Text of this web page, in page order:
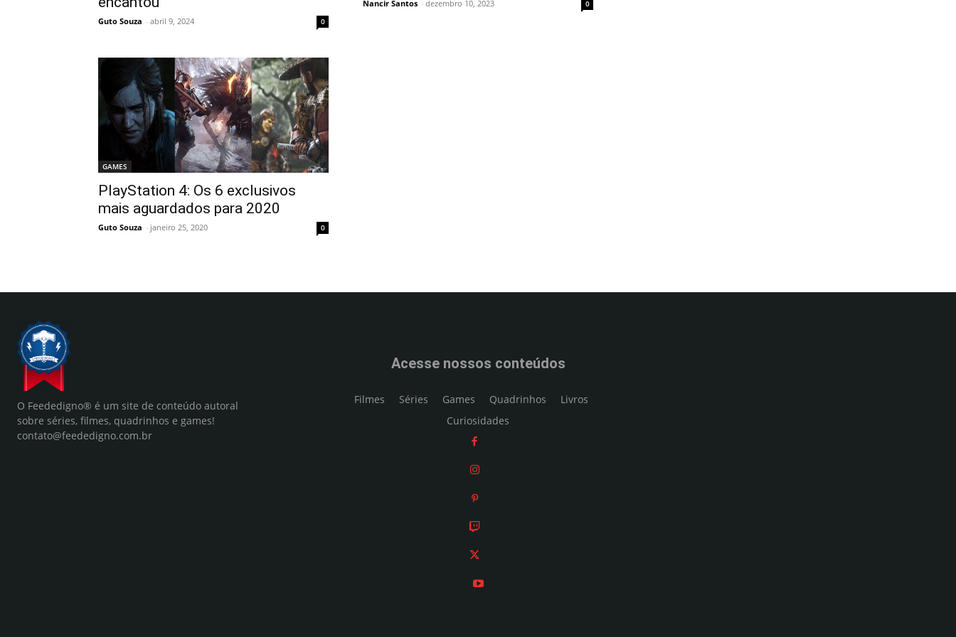
Guto Souza - abril 9, 2024 0
Nancir Santos - dezembro 10, 2023 0
GAMES
PlayStation 4: Os 6 exclusivos
mais aguardados para 2020
Guto Souza - janeiro 25, 2020 0
O Feededigno® é um site de conteúdo autoral
sobre séries, filmes, quadrinhos e games!
contato@feededigno.com.br
Acesse nossos conteúdos
Filmes Séries Games Quadrinhos
Livros
Curiosidades